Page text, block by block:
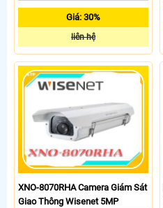
LDH/4G/C18S40
Giá: 30%
liên hệ
XNO-8070RHA Camera Giám Sát
Giao Thông Wisenet 5MP